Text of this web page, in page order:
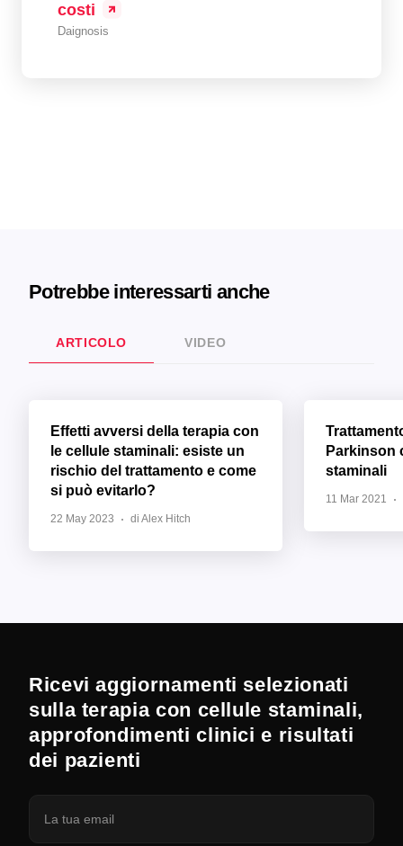
costi
Daignosis
Potrebbe interessarti anche
ARTICOLO VIDEO
Effetti avversi della terapia con
le cellule staminali: esiste un
rischio del trattamento e come
si può evitarlo?
22 May 2023 di Alex Hitch
Parkinson
staminali
11 Mar 2021
Ricevi aggiornamenti selezionati
sulla terapia con cellule staminali,
approfondimenti clinici e risultati
dei pazienti